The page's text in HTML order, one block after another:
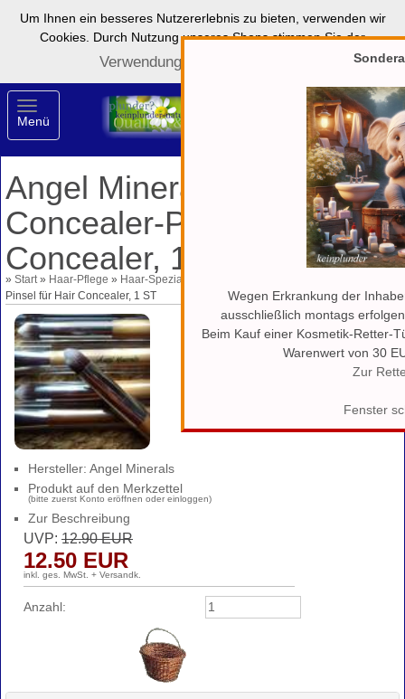
Um Ihnen ein besseres Nutzererlebnis zu bieten, verwenden wir
Cookies. Durch Nutzung unseres Shops stimmen Sie der
Verwendung von Cookies
Wegen Erkrankung der
ausschließlich montags
Beim Kauf einer Kosmetik-Retter-
Warenwert von 30
Zur
Fenster
0
Toggle
navigation
Menü
Angel Minerals Stamp-
Concealer-Pinsel für Hair
Concealer, 1 ST
» Start» Haar-Pflege » Haar-Spezialpflege
Pinsel für Hair Concealer, 1 ST
Hersteller: Angel Minerals
Produkt auf den Merkzettel
(bitte zuerst Konto eröffnen oder einloggen)
Zur Beschreibung
UVP: 12.90EUR
12.50 EUR
inkl. ges. MwSt. + Versandk.
Anzahl: